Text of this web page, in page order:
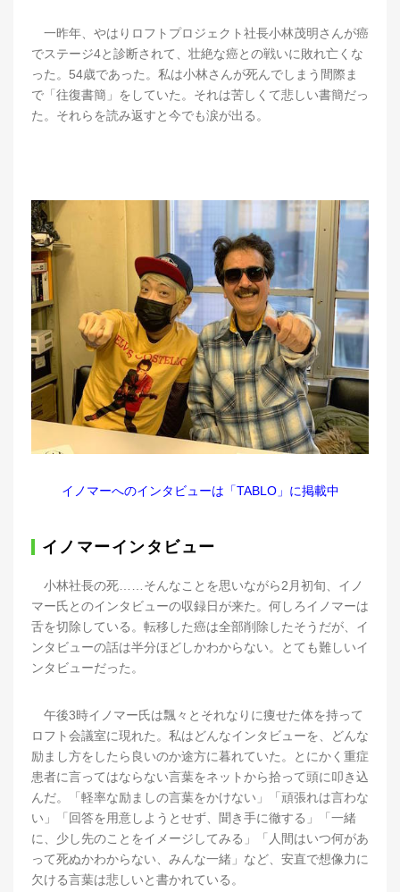
一昨年、やはりロフトプロジェクト社長小林茂明さんが癌
でステージ4と診断されて、壮絶な癌との戦いに敗れ亡くな
った。54歳であった。私は小林さんが死んでしまう間際ま
で「往復書簡」をしていた。それは苦しくて悲しい書簡だっ
た。それらを読み返すと今でも涙が出る。
イノマーへのインタビューは「TABLO」に掲載中
イノマーインタビュー
小林社長の死……そんなことを思いながら2月初旬、イノ
マー氏とのインタビューの収録日が来た。何しろイノマーは
舌を切除している。転移した癌は全部削除したそうだが、イ
ンタビューの話は半分ほどしかわからない。とても難しいイ
ンタビューだった。
午後3時イノマー氏は飄々とそれなりに痩せた体を持って
ロフト会議室に現れた。私はどんなインタビューを、どんな
励まし方をしたら良いのか途方に暮れていた。とにかく重症
患者に言ってはならない言葉をネットから拾って頭に叩き込
んだ。「軽率な励ましの言葉をかけない」「頑張れは言わな
い」「回答を用意しようとせず、聞き手に徹する」「一緒
に、少し先のことをイメージしてみる」「人間はいつ何があ
って死ぬかわからない、みんな一緒」など、安直で想像力に
欠ける言葉は悲しいと書かれている。